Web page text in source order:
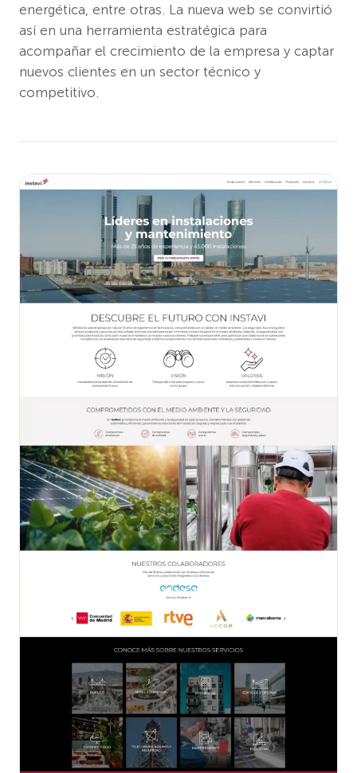
energética, entre otras. La nueva web se convirtió
así en una herramienta estratégica para
acompañar el crecimiento de la empresa y captar
nuevos clientes en un sector técnico y
competitivo.